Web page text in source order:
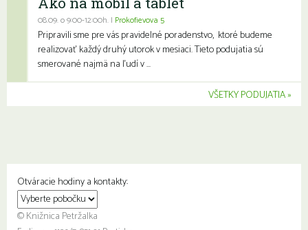
08.09. o 9:00-12:00h. | Prokofievova 5
Pripravili sme pre vás pravidelné poradenstvo, ktoré budeme
realizovať každý druhý utorok v mesiaci. Tieto podujatia sú
smerované najmä na ľudí v ...
VŠETKY PODUJATIA
Otváracie hodiny a kontakty:
© Knižnica Petržalka